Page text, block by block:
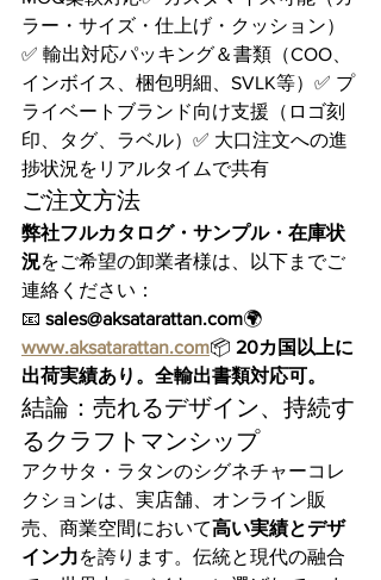
ラー・サイズ・仕上げ・クッション）
✅ 輸出対応パッキング＆書類（COO、
インボイス、梱包明細、SVLK等）✅ プ
ライベートブランド向け支援（ロゴ刻
印、タグ、ラベル）✅ 大口注文への進
捗状況をリアルタイムで共有
ご注文方法
弊社フルカタログ・サンプル・在庫状
況をご希望の卸業者様は、以下までご
連絡ください：
📧 sales@aksatarattan.com🌍
www.aksatarattan.com📦 20カ国以上に
出荷実績あり。全輸出書類対応可。
結論：売れるデザイン、持続す
るクラフトマンシップ
アクサタ・ラタンのシグネチャーコレ
クションは、実店舗、オンライン販
売、商業空間において高い実績とデザ
イン力を誇ります。伝統と現代の融合